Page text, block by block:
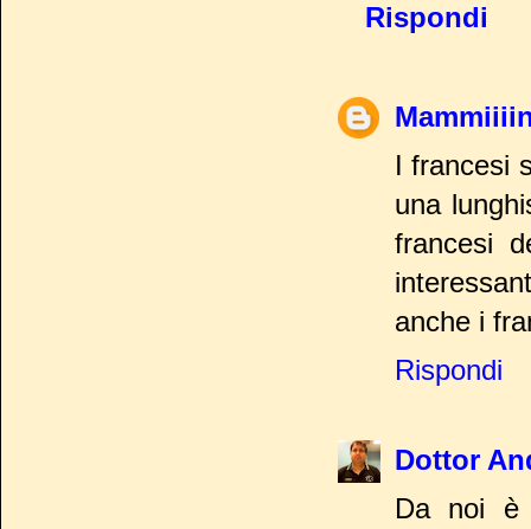
Rispondi
I francesi
una
francesi
anche i
Rispondi
Dottor
Da noi è